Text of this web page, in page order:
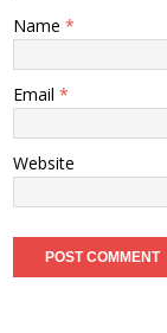
Name *
Email *
Website